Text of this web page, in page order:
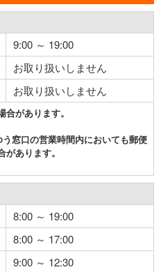
9:00 ～ 19:00
お取り扱いしません
お取り扱いしません
があります。
窓口の営業時間内においても郵便
あります。
8:00 ～ 19:00
8:00 ～ 17:00
9:00 ～ 12:30